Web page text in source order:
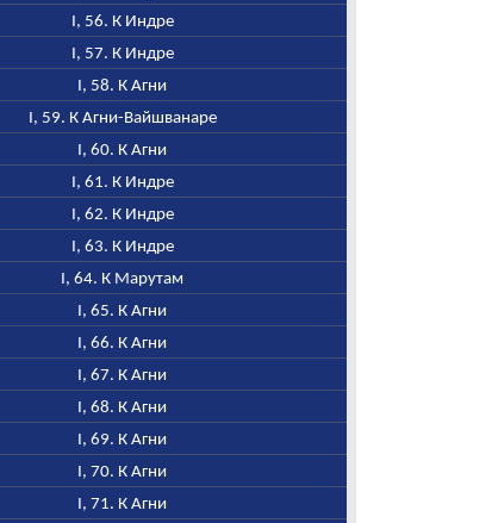
I, 56. К Индре
I, 57. К Индре
I, 58. К Агни
I, 59. К Агни-Вайшванаре
I, 60. К Агни
I, 61. К Индре
I, 62. К Индре
I, 63. К Индре
I, 64. К Марутам
I, 65. К Агни
I, 66. К Агни
I, 67. К Агни
I, 68. К Агни
I, 69. К Агни
I, 70. К Агни
I, 71. К Агни